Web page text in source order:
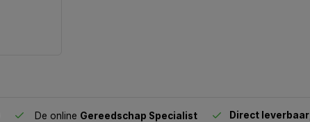
De online Gereedschap Specialist Direct leverbaar